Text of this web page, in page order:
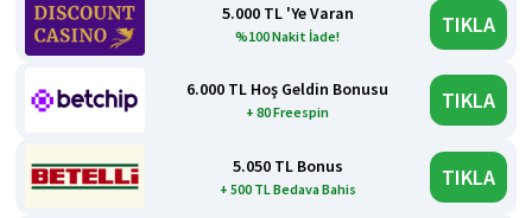
5.000 TL 'Ye Varan
%100 Nakit İade! TIKLA
6.000 TL Hoş Geldin Bonusu
+ 80 Freespin TIKLA
5.050 TL Bonus
+ 500 TL Bedava Bahis TIKLA